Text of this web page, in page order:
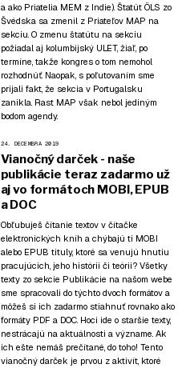
a ako Priatelia MEM z Indie). Štatút ÖLS zo
Švédska sa zmenil z Priateľov MAP na
sekciu. O zmenu štatútu na sekciu
požiadal aj kolumbijský ULET, žiaľ, po
termíne, takže kongres o tom nemohol
rozhodnúť. Naopak, s poľutovaním sme
prijali fakt, že sekcia v Portugalsku
zanikla. Rast MAP však nebol jediným
bodom agendy.
24. DECEMBRA 2019
Vianočný darček - naše
publikácie teraz zadarmo už
aj vo formátoch MOBI, EPUB
a DOC
Obľubuješ čítanie textov v čítačke
elektronických kníh a chýbajú ti MOBI
alebo EPUB tituly, ktoré sa venujú hnutiu
pracujúcich, jeho histórii či teórii? Všetky
texty zo sekcie Publikácie na našom webe
sme spracovali do týchto dvoch formátov a
môžeš si ich zadarmo stiahnuť rovnako ako
formáty PDF a DOC. Hoci ide o staršie texty,
nestrácajú na aktuálnosti a význame. Ak
ich ešte nemáš prečítané, do toho! Tento
vianočný darček je prvou z aktivít, ktoré